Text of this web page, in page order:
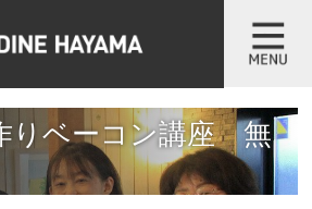
りベーコン講座 無